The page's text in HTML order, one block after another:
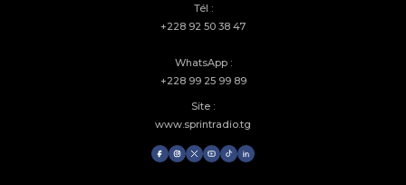
Tél :
+228 92 50 38 47
WhatsApp :
+228 99 25 99 89
Site :
www.sprintradio.tg